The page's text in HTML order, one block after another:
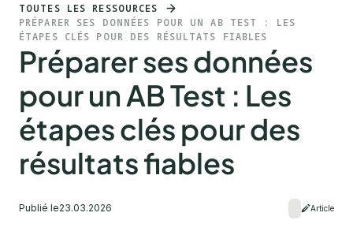
TOUTES LES RESSOURCES
PRÉPARER SES DONNÉES POUR UN AB TEST : LES
ÉTAPES CLÉS POUR DES RÉSULTATS FIABLES
Préparer ses données
pour un AB Test : Les
étapes clés pour des
résultats fiables
Publié le23.03.2026 Article